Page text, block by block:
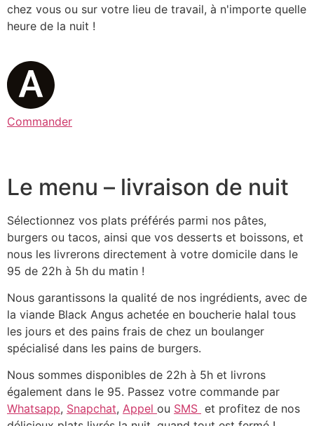
chez vous ou sur votre lieu de travail, à n'importe quelle
heure de la nuit !
Commander
Le menu – livraison de nuit
Sélectionnez vos plats préférés parmi nos pâtes,
burgers ou tacos, ainsi que vos desserts et boissons, et
nous les livrerons directement à votre domicile dans le
95 de 22h à 5h du matin !
Nous garantissons la qualité de nos ingrédients, avec de
la viande Black Angus achetée en boucherie halal tous
les jours et des pains frais de chez un boulanger
spécialisé dans les pains de burgers.
Nous sommes disponibles de 22h à 5h et livrons
également dans le 95. Passez votre commande par
Whatsapp, Snapchat, Appel ou SMS et profitez de nos